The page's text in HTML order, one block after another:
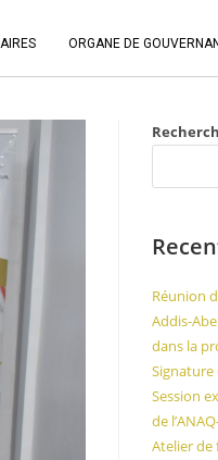
ORGANE DE
Réunion
Addis-
dans la
Signature
Session
de
Atelier